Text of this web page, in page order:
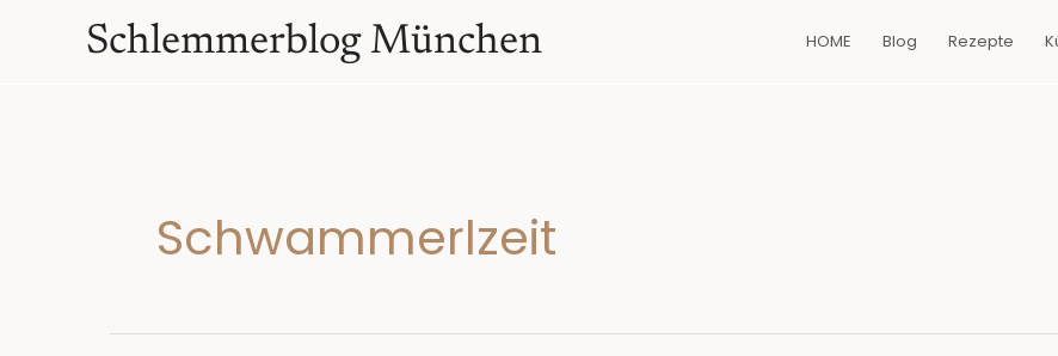
Schlemmerblog München HOME Blog Rezepte
Schwammerlzeit